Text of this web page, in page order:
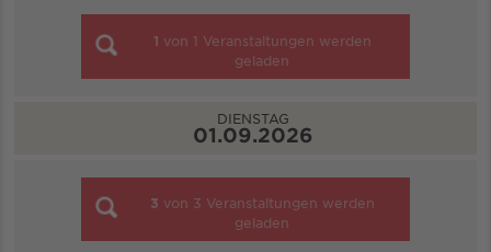
1 von 1 Veranstaltungen werden
geladen
DIENSTAG
01.09.2026
3 von 3 Veranstaltungen werden
geladen